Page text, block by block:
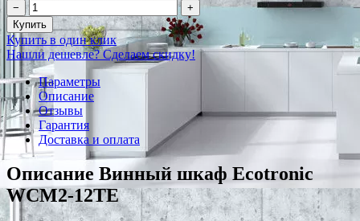
−
+
Купить
Купить в один клик
Нашли дешевле? Сделаем скидку!
Параметры
Описание
Отзывы
Гарантия
Доставка и оплата
Описание Винный шкаф Ecotronic
WCM2-12TE